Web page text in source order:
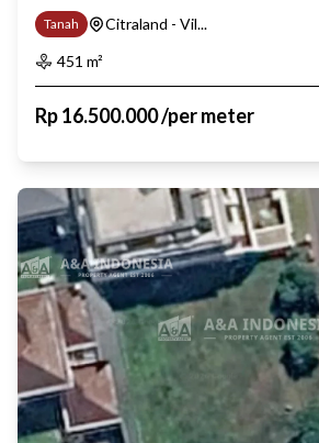
Barat
Tanah
Citraland - Vil...
451 m²
Rp16.500.000/per meter